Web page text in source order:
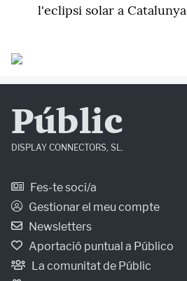
l'eclipsi solar a Catalunya
Públic
DISPLAY CONNECTORS, SL.
Fes-te soci/a
Gestionar el meu compte
Newsletters
Aportació puntual a Público
La comunitat de Públic